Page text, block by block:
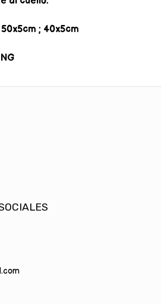
; 40x5cm